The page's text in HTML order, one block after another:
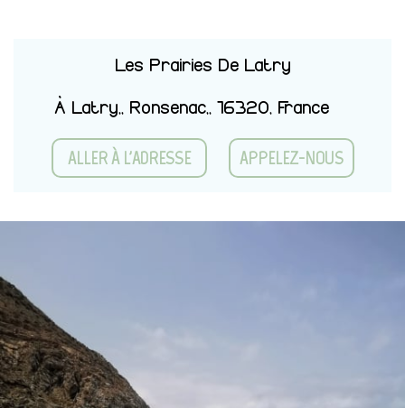
Les Prairies De Latry
À Latry,, Ronsenac,, 16320, France
ALLER À L'ADRESSE APPELEZ-NOUS